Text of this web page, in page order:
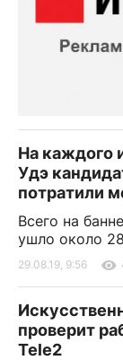
На каждого
Удэ
потратили
Всего на
ушло около
29.08.19, 9:56
проверит
Tele2